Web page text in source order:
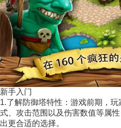
新手入门
1.了解防御塔特性：游戏前期，
式、攻击范围以及伤害数值等属
出更合适的选择。